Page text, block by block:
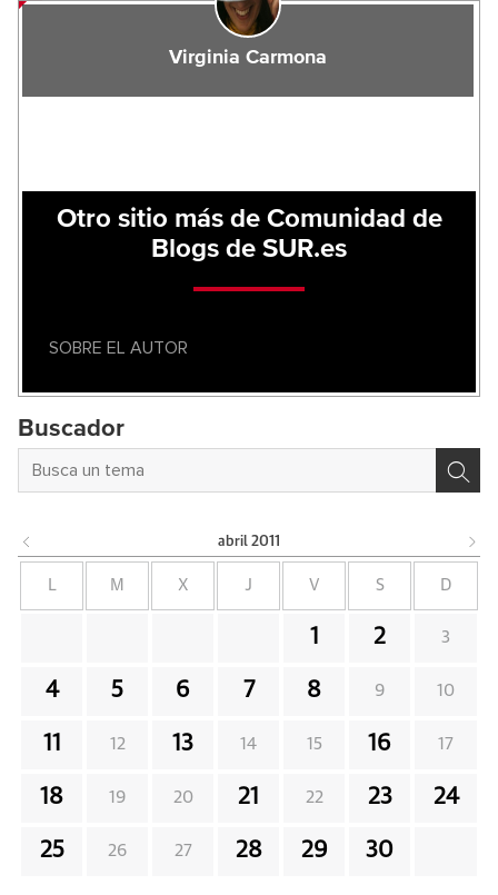
Virginia Carmona
Otro sitio más de Comunidad de
Blogs de SUR.es
SOBRE EL AUTOR
Buscador
abril 2011
M X J V S D
1 2 3
4 5 6 7 8 9 10
11 12 13 14 15 16 17
18 19 20 21 22 23 24
25 26 27 28 29 30